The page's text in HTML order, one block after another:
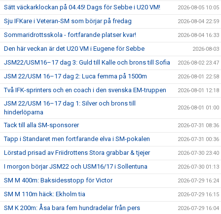
Sätt väckarklockan på 04.45! Dags för Sebbe i U20 VM! 2026-08-05 10:05
Sju IFKare i Veteran-SM som börjar på fredag 2026-08-04 22:59
Sommaridrottsskola - fortfarande platser kvar! 2026-08-04 16:33
Den här veckan är det U20 VM i Eugene för Sebbe 2026-08-03
JSM22/USM16–17 dag 3: Guld till Kalle och brons till Sofia 2026-08-02 23:47
JSM 22/USM 16–17 dag 2: Luca femma på 1500m 2026-08-01 22:58
Två IFK-sprinters och en coach i den svenska EM-truppen 2026-08-01 12:18
JSM 22/USM 16–17 dag 1: Silver och brons till
hinderlöparna
2026-08-01 01:00
Tack till alla SM-sponsorer 2026-07-31 08:36
Tapp i Standaret men fortfarande elva i SM-pokalen 2026-07-31 00:36
Lörstad prisad av Friidrottens Stora grabbar & tjejer 2026-07-30 23:40
I morgon börjar JSM22 och USM16/17 i Sollentuna 2026-07-30 01:13
SM M 400m: Baksidesstopp för Victor 2026-07-29 16:24
SM M 110m häck: Ekholm tia 2026-07-29 16:15
SM K 200m: Åsa bara fem hundradelar från pers 2026-07-29 16:04